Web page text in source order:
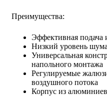
Преимущества:
Эффективная подача
Низкий уровень шума
Универсальная
напольного монтажа
Регулируемые
воздушного потока
Корпус из